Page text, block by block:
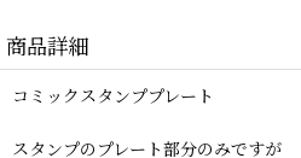
商品詳細
コミックスタンププレート
スタンプのプレート部分のみですが